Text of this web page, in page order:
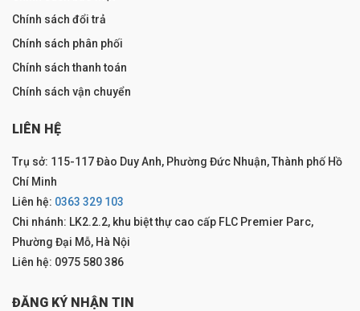
Chính sách đổi trả
Chính sách phân phối
Chính sách thanh toán
Chính sách vận chuyển
LIÊN HỆ
Trụ sở: 115-117 Đào Duy Anh, Phường Đức Nhuận, Thành phố Hồ
Chí Minh
Liên hệ: 0363 329 103
Chi nhánh: LK2.2.2, khu biệt thự cao cấp FLC Premier Parc,
Phường Đại Mỗ, Hà Nội
Liên hệ: 0975 580 386
ĐĂNG KÝ NHẬN TIN